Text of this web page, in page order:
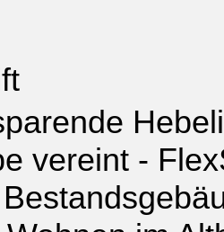
vereint -